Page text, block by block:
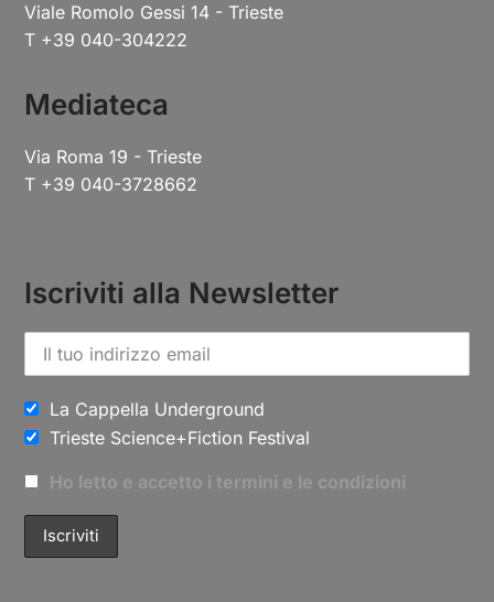
Viale Romolo Gessi 14 - Trieste
T +39 040-304222
Mediateca
Via Roma 19 - Trieste
T +39 040-3728662
Iscriviti alla Newsletter
La Cappella Underground
Trieste Science+Fiction Festival
Ho letto e accetto i termini e le condizioni